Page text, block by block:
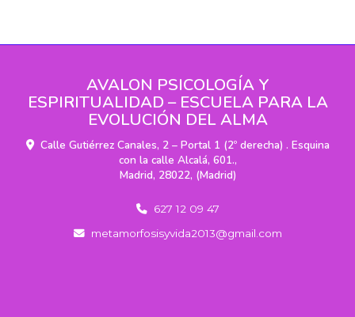
AVALON PSICOLOGÍA Y
ESPIRITUALIDAD – ESCUELA PARA LA
EVOLUCIÓN DEL ALMA
Calle Gutiérrez Canales, 2 – Portal 1 (2º derecha) . Esquina
con la calle Alcalá, 601.,
Madrid, 28022, (Madrid)
627 12 09 47
metamorfosisyvida2013
gmail.com